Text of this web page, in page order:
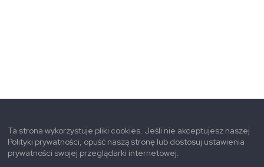
Ta strona wykorzystuje pliki cookies. Jeśli nie akceptujesz naszej
Polityki prywatności, opuść naszą stronę lub dostosuj ustawienia
prywatności swojej przeglądarki internetowej.